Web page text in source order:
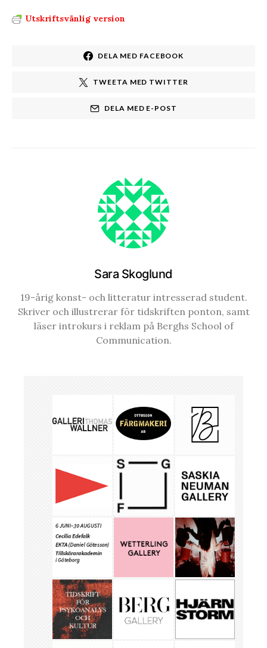
Utskriftsvänlig version
DELA MED FACEBOOK
TWEETA MED TWITTER
DELA MED E-POST
Sara Skoglund
19-årig konst- och litteratur intresserad student.
Skriver och illustrerar för tidskriften ponton, samt
läser introkurs i reklam på Berghs School of
Communication.